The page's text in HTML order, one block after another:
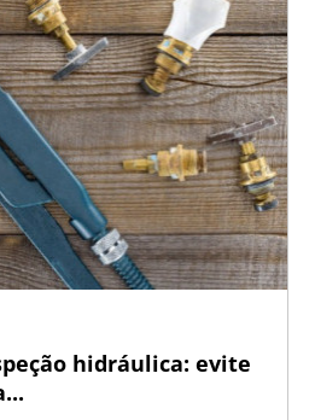
hidráulica: evite